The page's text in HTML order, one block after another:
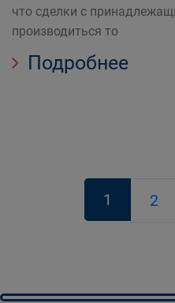
что сделки с
производиться то
Подробнее
1 2